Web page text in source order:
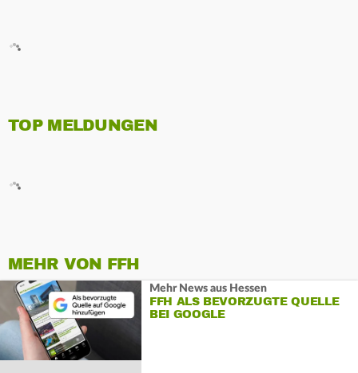
TOP MELDUNGEN
MEHR VON FFH
Mehr News aus Hessen
FFH ALS BEVORZUGTE QUELLE
BEI GOOGLE